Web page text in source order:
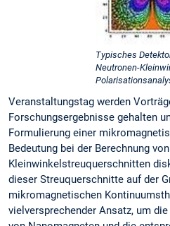
Typisches
Neutronen-
Veranstaltungstag werden
Forschungsergebnisse gehalten
Formulierung einer
Bedeutung bei der Berechnung von
Kleinwinkelstreuquerschnitten
dieser Streuquerschnitte auf der
mikromagnetischen
vielversprechender Ansatz, um